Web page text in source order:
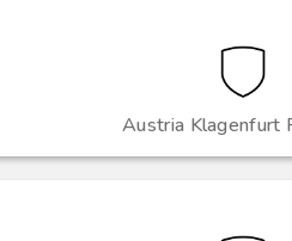
Austria Klagenfurt